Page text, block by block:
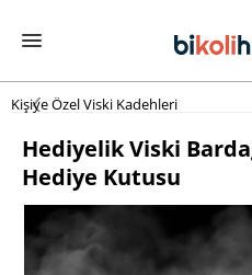
Kişiye Özel Viski Kadehleri
Hediyelik Viski
Hediye Kutusu